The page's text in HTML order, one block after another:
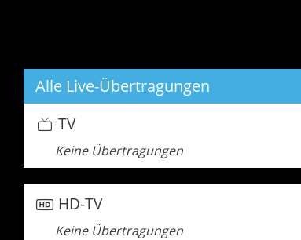
Alle Live-Übertragungen
TV
Keine Übertragungen
HD-TV
Keine Übertragungen